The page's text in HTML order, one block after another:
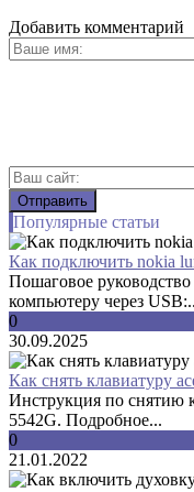
Добавить комментарий
Популярные статьи
Как подключить nokia
Пошаговое
компьютеру через
0
30.09.2025
Как снять клавиатуру
Инструкция по снятию
5542G. Подробное...
0
21.01.2022